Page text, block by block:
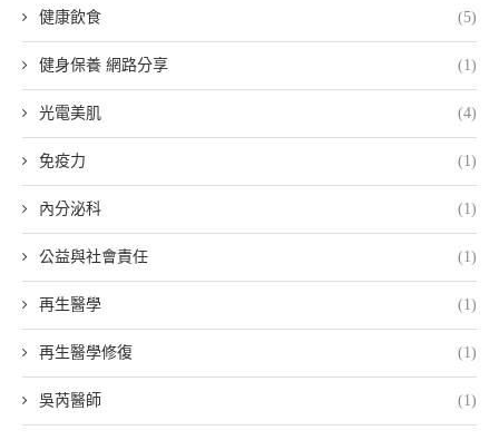
健康飲食 (5)
健身保養 網路分享 (1)
光電美肌 (4)
免疫力 (1)
內分泌科 (1)
公益與社會責任 (1)
再生醫學 (1)
再生醫學修復 (1)
吳芮醫師 (1)